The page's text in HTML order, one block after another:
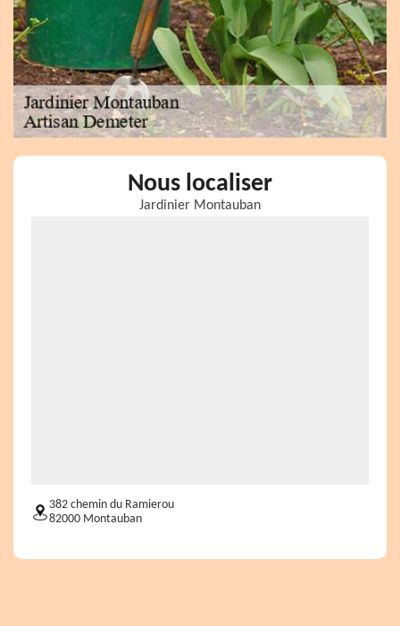
Nous localiser
Jardinier Montauban
382 chemin du Ramierou
82000 Montauban